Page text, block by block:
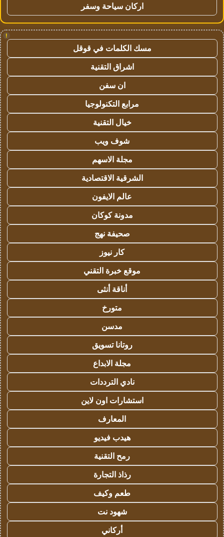
اركان سياحة وسفر
!
مسك الكلمات في قوقل
اشراق التقنية
ان سفن
مرابع التكنولوجيا
خيال التقنية
شوف ويب
مجلة الاسهم
الشرقية الاقتصادية
عالم الايفون
مدونة كوكان
صحيفة نهج
كار نيوز
موقع خبرة التقني
أناقة أنثى
متورخ
مدسن
روتانا تسويق
مجلة الابداع
نادي الترددات
استشارات اون لاين
المعارف
هيدب فيديو
رمح التقنية
رذاذ التجارة
طعم وكيف
شهود نت
أركاني